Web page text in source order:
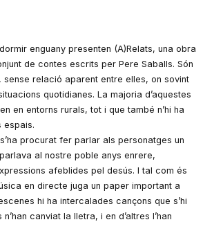
enguany presenten (A)Relats, una obra
de contes escrits per Pere Saballs. Són
relació aparent entre elles, on sovint
quotidianes. La majoria d’aquestes
en entorns rurals, tot i que també n’hi ha
espais.
procurat fer parlar als personatges un
al nostre poble anys enrere,
afeblides pel desús. I tal com és
en directe juga un paper important a
hi ha intercalades cançons que s’hi
canviat la lletra, i en d’altres l’han